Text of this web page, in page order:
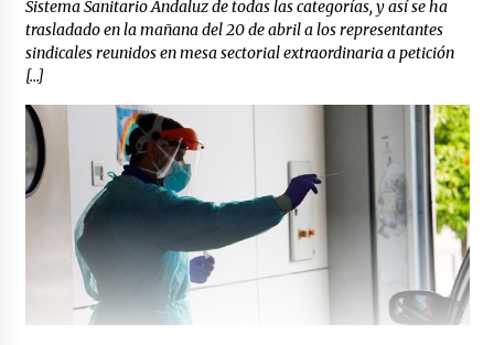
Sistema Sanitario Andaluz de todas las categorías, y así se ha
trasladado en la mañana del 20 de abril a los representantes
sindicales reunidos en mesa sectorial extraordinaria a petición
[…]